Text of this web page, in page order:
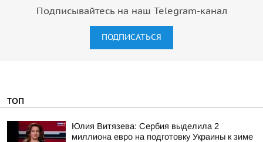
Подписывайтесь на наш Telegram-канал
ПОДПИСАТЬСЯ
ТОП
Юлия Витязева: Сербия выделила 2
миллиона евро на подготовку Украины к зиме